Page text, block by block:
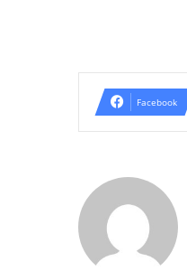
Facebook